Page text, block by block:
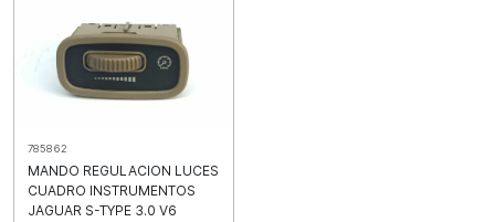
785862
MANDO REGULACION LUCES
CUADRO INSTRUMENTOS
JAGUAR S-TYPE 3.0 V6